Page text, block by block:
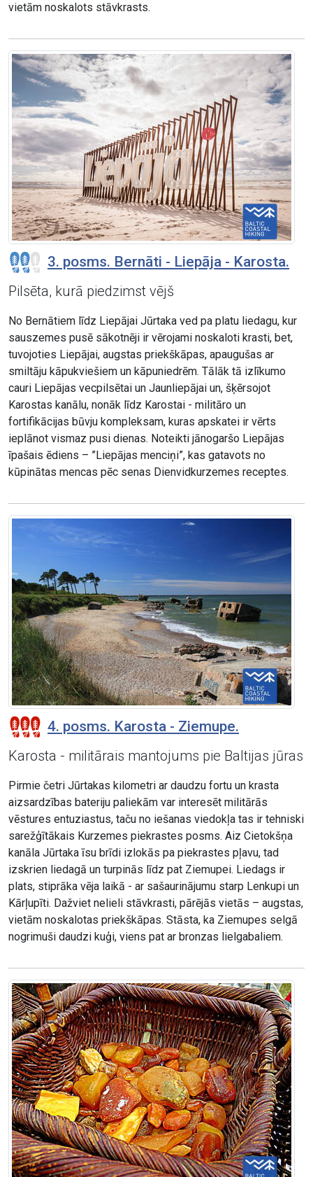
vietām noskalots stāvkrasts.
3. posms. Bernāti - Liepāja - Karosta.
Pilsēta, kurā piedzimst vējš
No Bernātiem līdz Liepājai Jūrtaka ved pa platu liedagu, kur
sauszemes pusē sākotnēji ir vērojami noskaloti krasti, bet,
tuvojoties Liepājai, augstas priekškāpas, apaugušas ar
smiltāju kāpukviešiem un kāpuniedrēm. Tālāk tā izlīkumo
cauri Liepājas vecpilsētai un Jaunliepājai un, šķērsojot
Karostas kanālu, nonāk līdz Karostai - militāro un
fortifikācijas būvju kompleksam, kuras apskatei ir vērts
ieplānot vismaz pusi dienas. Noteikti jānogaršo Liepājas
īpašais ēdiens – ”Liepājas menciņi”, kas gatavots no
kūpinātas mencas pēc senas Dienvidkurzemes receptes.
4. posms. Karosta - Ziemupe.
Karosta - militārais mantojums pie Baltijas jūras
Pirmie četri Jūrtakas kilometri ar daudzu fortu un krasta
aizsardzības bateriju paliekām var interesēt militārās
vēstures entuziastus, taču no iešanas viedokļa tas ir tehniski
sarežģītākais Kurzemes piekrastes posms. Aiz Cietokšņa
kanāla Jūrtaka īsu brīdi izlokās pa piekrastes pļavu, tad
izskrien liedagā un turpinās līdz pat Ziemupei. Liedags ir
plats, stiprāka vēja laikā - ar sašaurinājumu starp Lenkupi un
Kārļupīti. Dažviet nelieli stāvkrasti, pārējās vietās – augstas,
vietām noskalotas priekškāpas. Stāsta, ka Ziemupes selgā
nogrimuši daudzi kuģi, viens pat ar bronzas lielgabaliem.